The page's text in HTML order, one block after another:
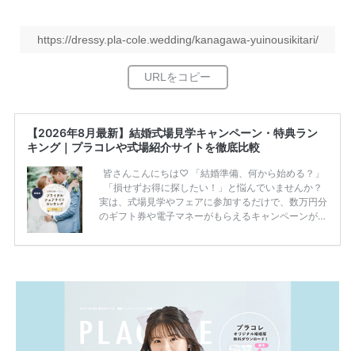
https://dressy.pla-cole.wedding/kanagawa-yuinousikitari/
【2026年8月最新】結婚式場見学キャンペーン・特典ラン
キング｜プラコレや式場紹介サイトを徹底比較
皆さんこんにちは♡ 「結婚準備、何から始める？」
「損せずお得に探したい！」と悩んでいませんか？
実は、式場見学やフェアに参加するだけで、数万円分
のギフト券や電子マネーがもらえるキャンペーンがあ
ため、比較せずに選ぶと損をしてしまうことも……。
一番お得？」「プラコレの特典は？」といった疑問も
解決します。 まずは診断で候補を絞れる「ウェディ
ング診断」か、体験型 […]続きを読む